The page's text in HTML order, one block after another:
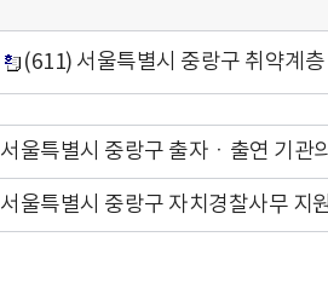
(611) 서울특별시 중랑구 취약계
서울특별시 중랑구 출자ㆍ출연 기관
서울특별시 중랑구 자치경찰사무 지